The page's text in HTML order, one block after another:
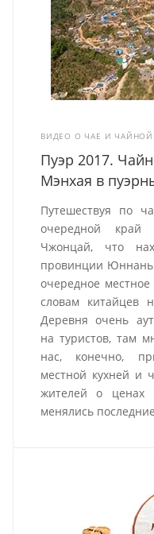
ВИДЕО О ЧАЕ И ЧАЙНОЙ
Пуэр 2017.
Мэнхая в
Путешествуя по
очередной
Чжонцай, что
провинции
очередное
словам китайцев
Деревня очень
на туристов, там
нас, конечно,
местной кухней и
жителей о
менялись